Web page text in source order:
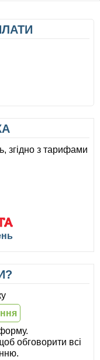
згідно з тарифами
обговорити всі